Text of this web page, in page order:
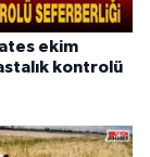
ekim
kontrolü